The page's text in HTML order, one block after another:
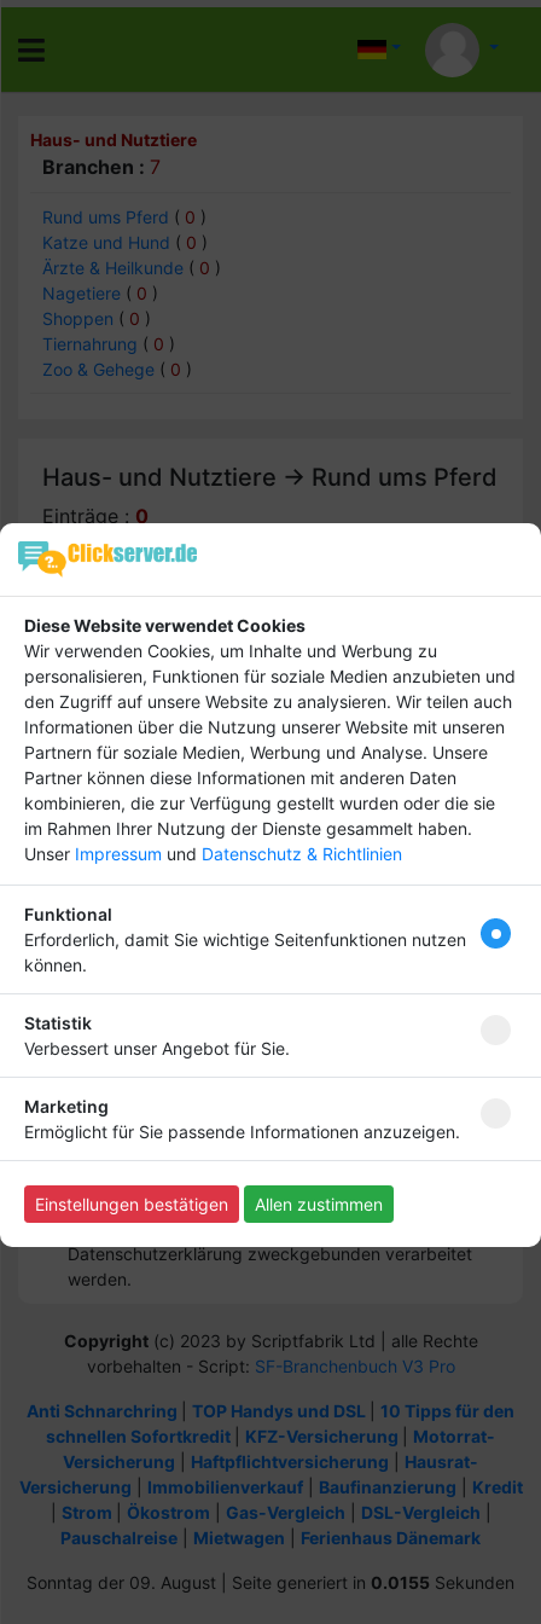
Haus- und Nutztiere
Branchen : 7
Rund ums Pferd ( 0 )
Katze und Hund ( 0 )
Ärzte & Heilkunde ( 0 )
Nagetiere ( 0 )
Shoppen ( 0 )
Tiernahrung ( 0 )
Zoo & Gehege ( 0 )
Haus- und Nutztiere -> Rund ums Pferd
Einträge : 0
Tipp
Hebe dich ab von
anderen ab und bringe
deinen Firmeneintrag
ganz nach vorn! Dein
Premium-Eintrag schon
Bringen Sie Ihr Business nach vorn!
Newsletter abonnieren
Neuigkeiten mehr zu verpassen.
Ich willige ein, dass meine Angaben laut
Datenschutzerklärung zweckgebunden verarbeitet
werden.
Copyright(c) 2023 by Scriptfabrik Ltd | alle Rechte
vorbehalten - Script: SF-Branchenbuch V3 Pro
Anti Schnarchring TOP Handys und DSL
10 Tipps für den
schnellen Sofortkredit
KFZ-Versicherung
Motorrat-
Versicherung
Haftpflichtversicherung
Hausrat-
Versicherung
Immobilienverkauf| Baufinanzierung
Kredit
Strom Ökostrom Gas-Vergleich DSL-Vergleich
Pauschalreise
Mietwagen Ferienhaus Dänemark
Sonntag der 09. August | Seite generiert in 0.0155 Sekunden
Diese Website verwendet Cookies
Wir verwenden Cookies, um Inhalte und Werbung zu
personalisieren, Funktionen für soziale Medien anzubieten und
den Zugriff auf unsere Website zu analysieren. Wir teilen auch
Informationen über die Nutzung unserer Website mit unseren
Partnern für soziale Medien, Werbung und Analyse. Unsere
Partner können diese Informationen mit anderen Daten
kombinieren, die zur Verfügung gestellt wurden oder die sie
im Rahmen Ihrer Nutzung der Dienste gesammelt haben.
Unser Impressum und Datenschutz & Richtlinien
Funktional
Erforderlich, damit Sie wichtige Seitenfunktionen nutzen
können.
Statistik
Verbessert unser Angebot für Sie.
Marketing
Ermöglicht für Sie passende Informationen anzuzeigen.
Einstellungen bestätigen Allen zustimmen